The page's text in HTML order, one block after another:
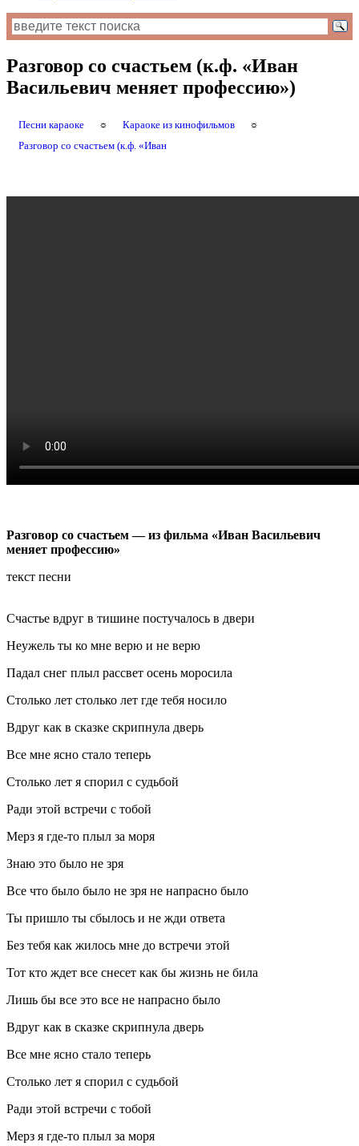
Разговор со счастьем (к.ф. «Иван
Васильевич меняет профессию»)
Песни караоке ☼ Караоке из кинофильмов
☼
Разговор со счастьем (к.ф. «Иван
Разговор со счастьем — из фильма «Иван Васильевич
меняет профессию»
текст песни
Счастье вдруг в тишине постучалось в двери
Неужель ты ко мне верю и не верю
Падал снег плыл рассвет осень моросила
Столько лет столько лет где тебя носило
Вдруг как в сказке скрипнула дверь
Все мне ясно стало теперь
Столько лет я спорил с судьбой
Ради этой встречи с тобой
Мерз я где-то плыл за моря
Знаю это было не зря
Все что было было не зря не напрасно было
Ты пришло ты сбылось и не жди ответа
Без тебя как жилось мне до встречи этой
Тот кто ждет все снесет как бы жизнь не била
Лишь бы все это все не напрасно было
Вдруг как в сказке скрипнула дверь
Все мне ясно стало теперь
Столько лет я спорил с судьбой
Ради этой встречи с тобой
Мерз я где-то плыл за моря